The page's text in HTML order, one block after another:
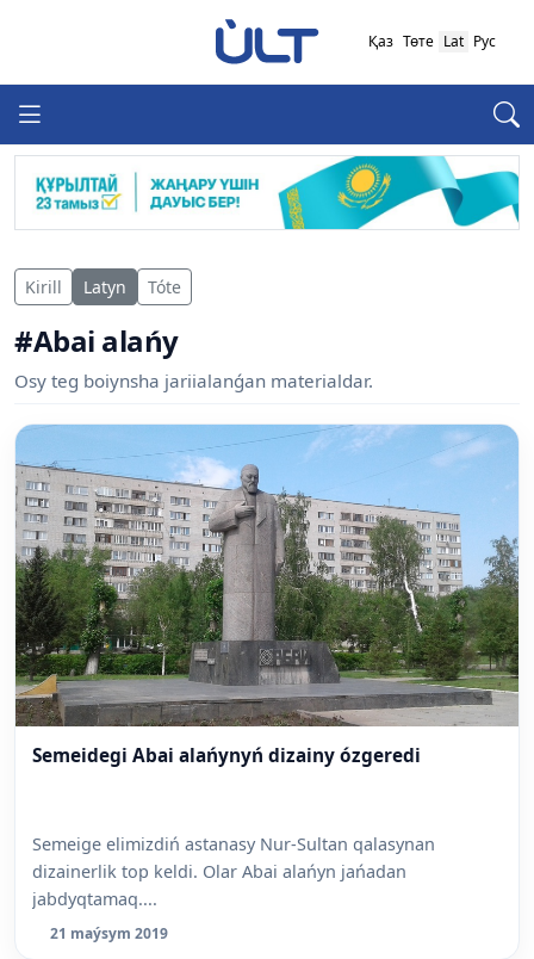
Қаз Төте Lat Рус
Kirill Latyn Tóte
#Abai alańy
Osy teg boiynsha jariialanǵan materialdar.
Semeidegi Abai alańynyń dizainy ózgeredi
Semeige elimizdiń astanasy Nur-Sultan qalasynan
dizainerlik top keldi. Olar Abai alańyn jańadan
jabdyqtamaq....
21 maýsym 2019